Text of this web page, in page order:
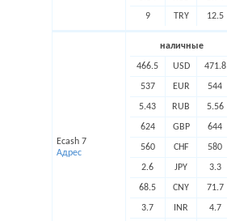
9 TRY 12.5
Ecash 7
Адрес
наличные
466.5 USD 471.8
537 EUR 544
5.43 RUB 5.56
624 GBP 644
560 CHF 580
2.6 JPY 3.3
68.5 CNY 71.7
3.7 INR 4.7